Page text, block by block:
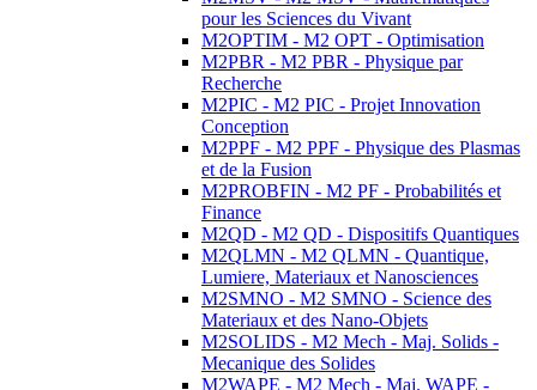
pour les Sciences du Vivant
M2OPTIM - M2 OPT - Optimisation
M2PBR - M2 PBR - Physique par
Recherche
M2PIC - M2 PIC - Projet Innovation
Conception
M2PPF - M2 PPF - Physique des Plasmas
et de la Fusion
M2PROBFIN - M2 PF - Probabilités et
Finance
M2QD - M2 QD - Dispositifs Quantiques
M2QLMN - M2 QLMN - Quantique,
Lumiere, Materiaux et Nanosciences
M2SMNO - M2 SMNO - Science des
Materiaux et des Nano-Objets
M2SOLIDS - M2 Mech - Maj. Solids -
Mecanique des Solides
M2WAPE - M2 Mech - Maj. WAPE -